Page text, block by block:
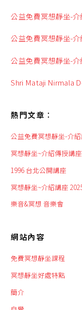
公益免費冥想靜坐-介
公益免費冥想靜坐-介
公益免費冥想靜坐-介
Shri Mataji Nirmala
熱門文章︰
公益免費冥想靜坐-介
冥想靜坐~介紹傳授講
1996 台北公開講座
冥想靜坐~介紹講座
樂音&冥想 音樂會
網站內容
免費冥想靜坐課程
冥想靜坐好處特點
簡介